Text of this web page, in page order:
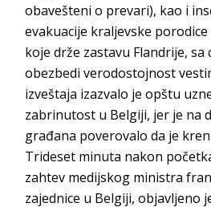
obavešteni o prevari), kao i
evakuacije kraljevske
koje drže zastavu Flandrije, sa
obezbedi verodostojnost
izveštaja izazvalo je opštu
zabrinutost u Belgiji, jer je na
građana poverovalo da je
Trideset minuta nakon
zahtev medijskog ministra
zajednice u Belgiji, objavljeno